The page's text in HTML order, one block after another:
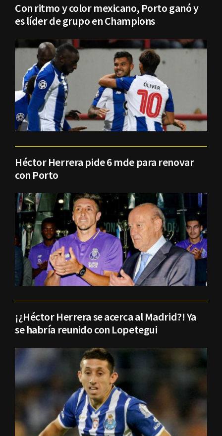
Con ritmo y color mexicano, Porto ganó y
es líder de grupo en Champions
Héctor Herrera pide 6 mde para renovar
con Porto
¡¿Héctor Herrera se acerca al Madrid?! Ya
se habría reunido con Lopetegui